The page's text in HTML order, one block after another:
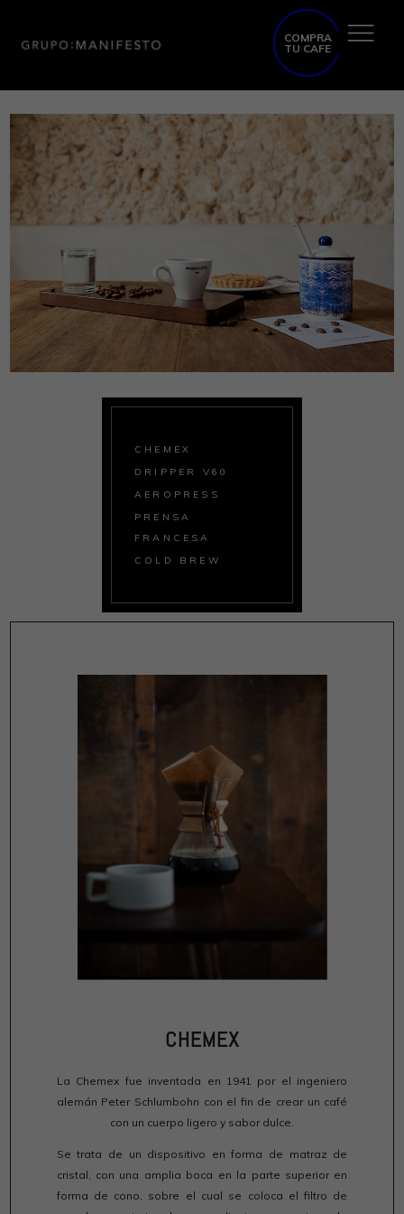
COMPRA
TU CAFE
CHEMEX
DRIPPER V60
AEROPRESS
PRENSA
FRANCESA
COLD BREW
CHEMEX
La Chemex fue inventada en 1941 por el ingeniero
alemán Peter Schlumbohn con el fin de crear un café
con un cuerpo ligero y sabor dulce.
Se trata de un dispositivo en forma de matraz de
cristal, con una amplia boca en la parte superior en
forma de cono, sobre el cual se coloca el filtro de